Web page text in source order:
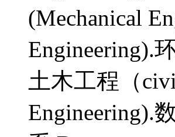
(Mechanical
Engineering).
土木工程（
Engineering).